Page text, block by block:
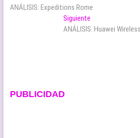
de
anterior:
ANÁLISIS: Expeditions Rome
Siguiente
siguiente:
ANÁLISIS: Huawei
PUBLICIDAD